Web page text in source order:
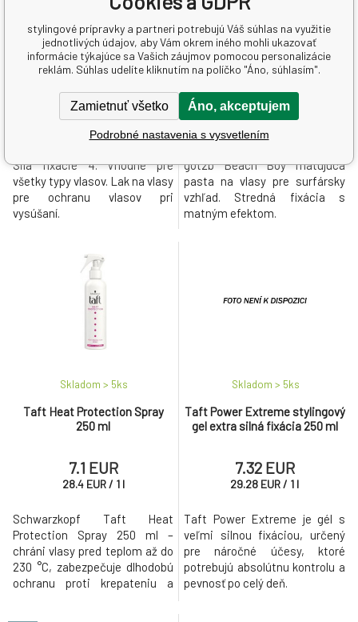
Taft Perfect Flex, lak na vlasy
ultra silne tužiaci, sila fixácie
Skladom > 5ks
4.3 EUR
EUR / 1 l
Sila fixácie 4. Vhodné pre
všetky typy vlasov. Lak na vlasy
pre ochranu vlasov pri
vysúšaní.
got2b Beach Boy matující
pasta na vlasy, stredná fixácia,
Skladom > 5ks
7.49 EUR
74.9 EUR
got2b Beach Boy matujúca
pasta na vlasy pre surfársky
vzhľad. Stredná fixácia s
matným efektom.
Taft Heat Protection Spray
250 ml
Skladom > 5ks
7.1 EUR
28.4 EUR / 1 l
Schwarzkopf Taft Heat
Protection Spray 250 ml –
chráni vlasy pred teplom až do
230 °C, zabezpečuje dlhodobú
ochranu proti krepateniu a
Taft Power Extreme stylingový
gel extra silná fixácia 250 ml
Skladom > 5ks
7.32 EUR
29.28 EUR/ 1 l
Taft Power Extreme je gél s
veľmi silnou fixáciou, určený
pre náročné účesy, ktoré
potrebujú absolútnu kontrolu a
pevnosť po celý deň.
stylingové prípravky a partneri potrebujú Váš súhlas na využitie
jednotlivých údajov, aby Vám okrem iného mohli ukazovať
informácie týkajúce sa Vašich záujmov pomocou personalizácie
reklám. Súhlas udelíte kliknutím na políčko "Áno, súhlasím".
Zamietnuť všetko Áno, akceptujem
Podrobné nastavenia s vysvetlením